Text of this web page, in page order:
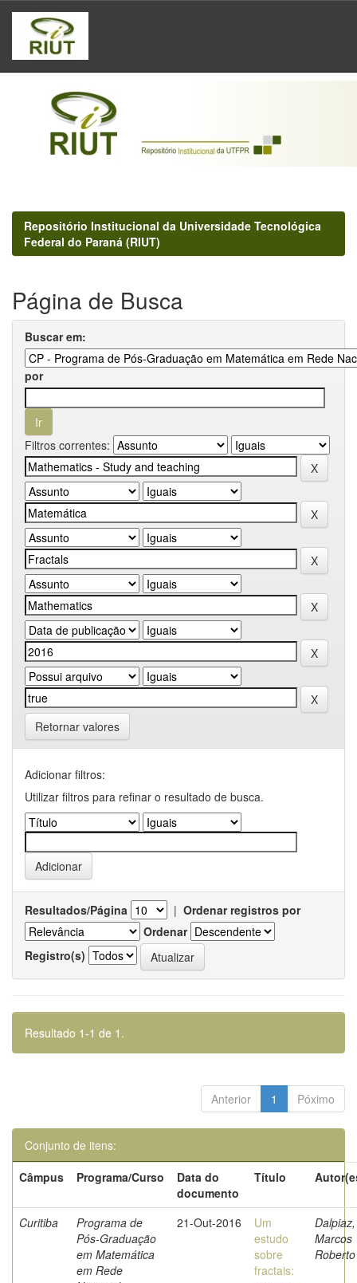
Skip
navigation
Repositório Institucional da Universidade Tecnológica
Federal do Paraná (RIUT)
Página de Busca
Buscar em:
por
Filtros correntes:
Retornar valores
Adicionar filtros:
Utilizar filtros para refinar o resultado de busca.
Resultados/Página | Ordenar registros por
Ordenar
Registro(s)
Resultado 1-1 de 1.
Anterior 1 Póximo
Conjunto de itens:
Câmpus
Programa/Curso
Data do
documento
Título
Curitiba
Programa de
Pós-Graduação
em Matemática
em Rede
21-Out-2016
Um
estudo
sobre
fractais:
Dalpiaz,
Marcos
Roberto